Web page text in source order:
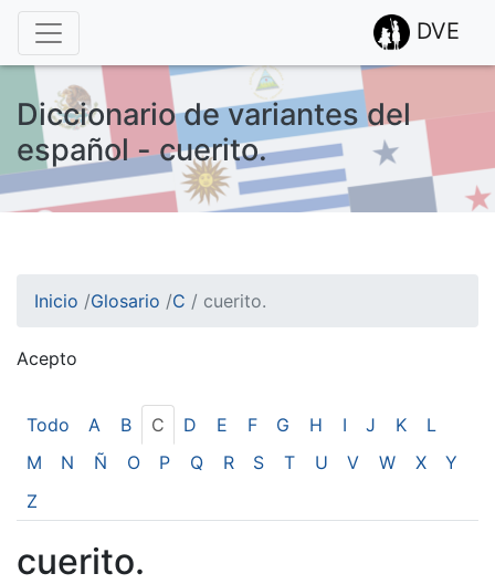
DVE
Diccionario de variantes del
español - cuerito.
Inicio /Glosario /C / cuerito.
Acepto
Esto nos ayuda a recolectar estadísticas de las visitas.
Todo A B C D E F G H I J K
L
M
N Ñ O P Q R S T U V W X
Y
Z
cuerito.